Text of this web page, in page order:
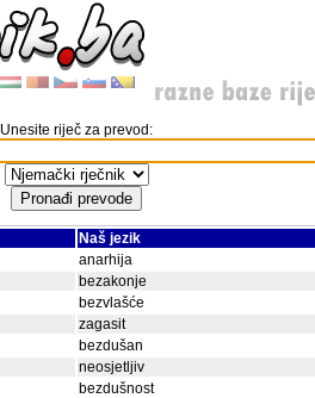
Unesite riječ za prevod:
Naš jezik
anarhija
bezakonje
bezvlašće
zagasit
bezdušan
neosjetljiv
bezdušnost